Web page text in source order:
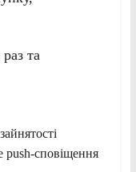
та
push-сповіщення